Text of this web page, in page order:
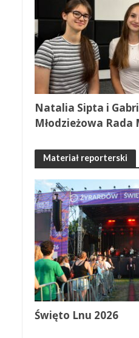
Natalia Sipta i
Młodzieżowa
Materiał reporterski
Święto Lnu 2026